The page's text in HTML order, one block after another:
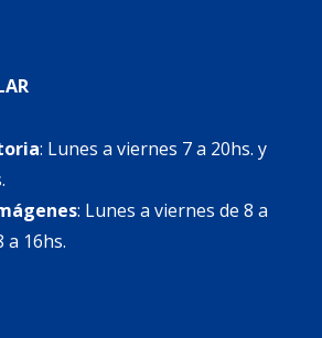
: Lunes a viernes 7 a 20hs. y
: Lunes a viernes de 8 a
a 16hs.